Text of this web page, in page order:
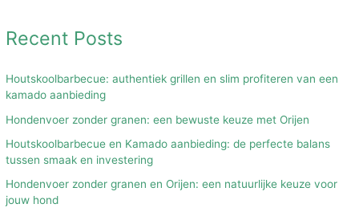
Recent Posts
Houtskoolbarbecue: authentiek grillen en slim profiteren van een
kamado aanbieding
Hondenvoer zonder granen: een bewuste keuze met Orijen
Houtskoolbarbecue en Kamado aanbieding: de perfecte balans
tussen smaak en investering
Hondenvoer zonder granen en Orijen: een natuurlijke keuze voor
jouw hond